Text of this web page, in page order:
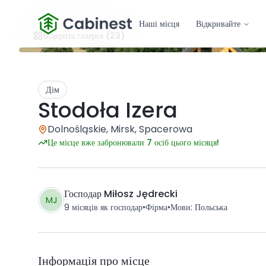
Наші місця Відкривайте
Відкрита галерея (23)
Дім
Stodoła Izera
Dolnośląskie, Mirsk, Spacerowa
Це місце вже забронювали 7 осіб цього місяця!
MJ Господар Miłosz Jędrecki
9 місяців як господар•Фірма•Мови: Польська
Інформація про місце